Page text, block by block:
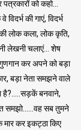
को कहो…
की गाएं, विदर्भ
की लोक कला, लोक कृति,
लेखनी चलाएं… शेष
कर अपने को बड़ा
बड़ा नेता समझने वाले
है?…..सड़कें बनवाने,
समझो……वह सब तुमने
मार कर इकट्ठा किए